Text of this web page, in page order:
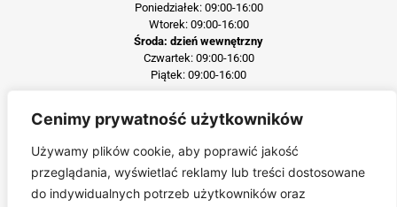
Cenimy prywatność użytkowników
Używamy plików cookie, aby poprawić jakość
przeglądania, wyświetlać reklamy lub treści dostosowane
do indywidualnych potrzeb użytkowników oraz
Poniedziałek: 09:00-16:00
Wtorek: 09:00-16:00
Środa: dzień wewnętrzny
Czwartek: 09:00-16:00
Piątek: 09:00-16:00
Każda reprodukcja lub adaptacja całości bądź części materiału, niezależnie od
Jakiekolwiek kopiowanie, reprodukcja lub publikacja prezentowanego materiału
pochodzącego ze strony pddmp.pl w jakiejkolwiek formie i postaci jest zabroniona
Wszelkie zgłoszenia dotyczące naruszenia praw autorskich będą wnikliwie